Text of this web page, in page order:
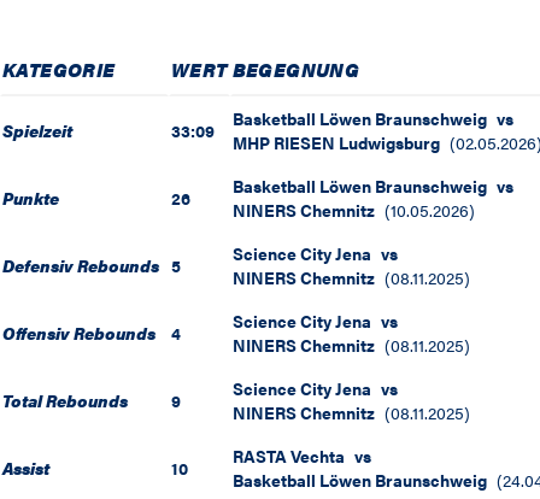
KATEGORIE WERTBEGEGNUNG
Spielzeit 33:09 Basketball Löwen Braunschweig vs
MHP RIESEN Ludwigsburg (02.05.2026
Punkte 26 Basketball Löwen Braunschweig vs
NINERS Chemnitz (10.05.2026)
Defensiv Rebounds 5 Science City Jena vs
NINERS Chemnitz (08.11.2025)
Offensiv Rebounds 4 Science City Jena vs
NINERS Chemnitz (08.11.2025)
Total Rebounds 9 Science City Jena vs
NINERS Chemnitz (08.11.2025)
Assist 10 RASTA Vechta vs
Basketball Löwen Braunschweig (